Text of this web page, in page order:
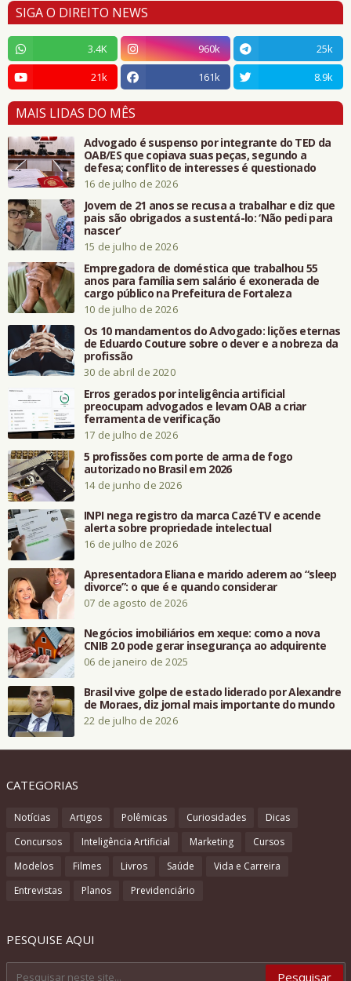
SIGA O DIREITO NEWS
3.4K 960k
25k
21k
161k 8.9k
MAIS LIDAS DO MÊS
Advogado é suspenso por integrante do TED da
OAB/ES que copiava suas peças, segundo a
defesa; conflito de interesses é questionado
16 de julho de 2026
Jovem de 21 anos se recusa a trabalhar e diz que
pais são obrigados a sustentá-lo: ‘Não pedi para
nascer’
15 de julho de 2026
Empregadora de doméstica que trabalhou 55
anos para família sem salário é exonerada de
cargo público na Prefeitura de Fortaleza
10 de julho de 2026
Os 10 mandamentos do Advogado: lições eternas
de Eduardo Couture sobre o dever e a nobreza da
profissão
30 de abril de 2020
Erros gerados por inteligência artificial
preocupam advogados e levam OAB a criar
ferramenta de verificação
17 de julho de 2026
5 profissões com porte de arma de fogo
autorizado no Brasil em 2026
14 de junho de 2026
INPI nega registro da marca CazéTV e acende
alerta sobre propriedade intelectual
16 de julho de 2026
Apresentadora Eliana e marido aderem ao “sleep
divorce”: o que é e quando considerar
07 de agosto de 2026
Negócios imobiliários em xeque: como a nova
CNIB 2.0 pode gerar insegurança ao adquirente
06 de janeiro de 2025
Brasil vive golpe de estado liderado por Alexandre
de Moraes, diz jornal mais importante do mundo
22 de julho de 2026
CATEGORIAS
Notícias Artigos Polêmicas Curiosidades
Dicas
Concursos
Inteligência Artificial Marketing
Cursos
Modelos
Filmes Livros Saúde
Vida e Carreira
Entrevistas
Planos Previdenciário
PESQUISE AQUI